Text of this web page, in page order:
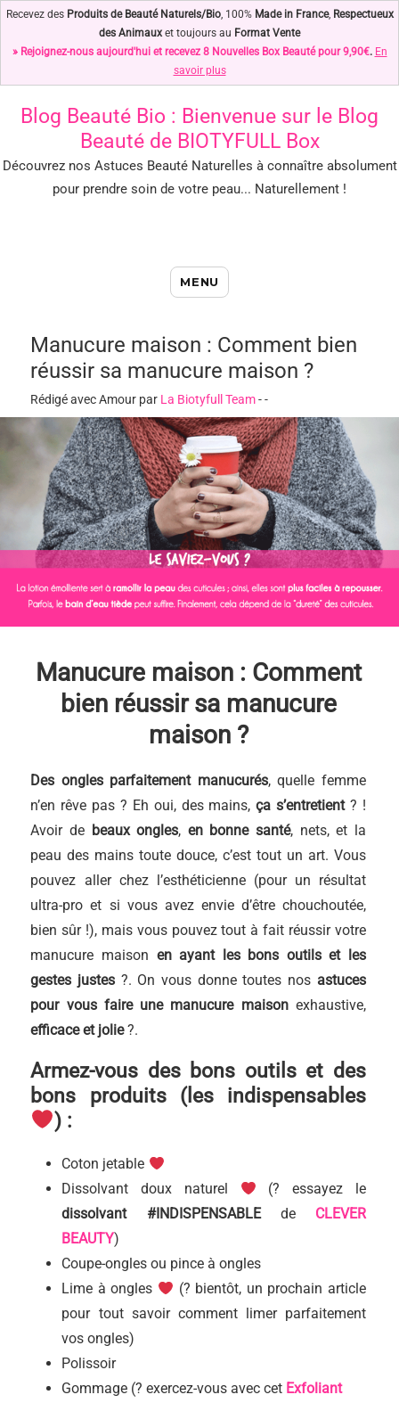
Recevez des Produits de Beauté Naturels/Bio, 100% Made in France, Respectueux
des Animauxet toujours au Format Vente
» Rejoignez-nous aujourd'hui et recevez 8 Nouvelles Box Beauté pour 9,90€. En
savoir plus
Blog Beauté Bio : Bienvenue sur le Blog
Beauté de BIOTYFULL Box
Découvrez nos Astuces Beauté Naturelles à connaître absolument
pour prendre soin de votre peau... Naturellement !
Blog Beauté Bio : Notre Top des
Astuces Beauté Naturelles !
MENU
Manucure maison : Comment bien
réussir sa manucure maison ?
Rédigé avec Amour par La Biotyfull Team--
Manucure maison : Comment
bien réussir sa manucure
maison ?
Des ongles parfaitement manucurés, quelle femme
n’en rêve pas ? Eh oui, des mains,ça s’entretient? !
Avoir de beaux ongles, en bonne santé, nets, et la
peau des mains toute douce, c’est tout un art. Vous
pouvez aller chez l’esthéticienne (pour un résultat
ultra-pro et si vous avez envie d’être chouchoutée,
bien sûr !), mais vous pouvez tout à fait réussir votre
manucure maison en ayant les bons outils et les
gestes justes ?. On vous donne toutes nos astuces
pour vous faire une manucure maisonexhaustive,
efficace et jolie?.
Armez-vous des bons outils et des
bons produits (les indispensables
) :
Coton jetable
Dissolvant doux naturel
(? essayez le
dissolvant #INDISPENSABLEde CLEVER
BEAUTY)
Coupe-ongles ou pince à ongles
Lime à ongles
(? bientôt, un prochain article
pour tout savoir comment limer parfaitement
vos ongles)
Polissoir
Gommage (? exercez-vous avec cet Exfoliant